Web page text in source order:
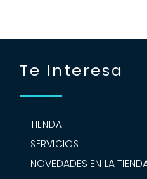
Te Interesa
TIENDA
SERVICIOS
NOVEDADES EN LA